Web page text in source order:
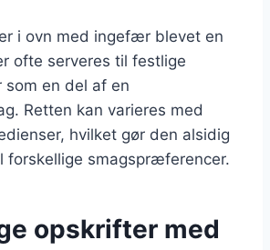
i ovn med ingefær blevet en
ofte serveres til festlige
som en del af en
Retten kan varieres med
hvilket gør den alsidig
forskellige smagspræferencer.
opskrifter med